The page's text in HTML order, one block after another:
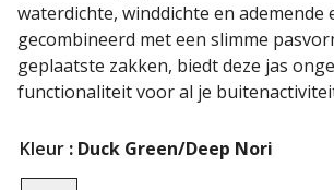
waterdichte, winddichte en ademende
gecombineerd met een slimme
geplaatste zakken, biedt deze jas
functionaliteit voor al je
Kleur : Duck Green/Deep Nori